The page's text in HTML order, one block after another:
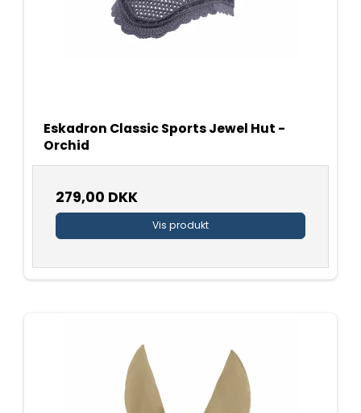
Eskadron Classic Sports Jewel Hut -
Orchid
279,00 DKK
Vis produkt